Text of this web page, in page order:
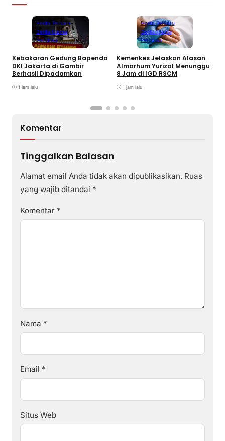
Berita Terbaru
Berita Utama
Peristiwa
Kebakaran Gedung Bapenda
DKI Jakarta di Gambir
Berhasil Dipadamkan
1 jam lalu
Berita Terbaru
Berita Utama
Peristiwa
Kemenkes Jelaskan Alasan
Almarhum Yurizal Menunggu
8 Jam di IGD RSCM
1 jam lalu
Komentar
Tinggalkan Balasan
Alamat email Anda tidak akan dipublikasikan. Ruas
yang wajib ditandai *
Komentar *
Nama *
Email *
Situs Web